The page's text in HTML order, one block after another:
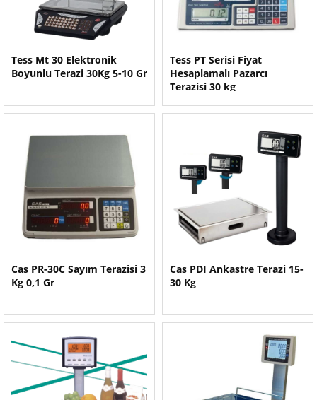
Tess Mt 30 Elektronik
Boyunlu Terazi 30Kg 5-10 Gr
Tess PT Serisi Fiyat
Hesaplamalı Pazarcı
Terazisi 30 kg
Cas PR-30C Sayım Terazisi 3
Kg 0,1 Gr
Cas PDI Ankastre Terazi 15-
30 Kg